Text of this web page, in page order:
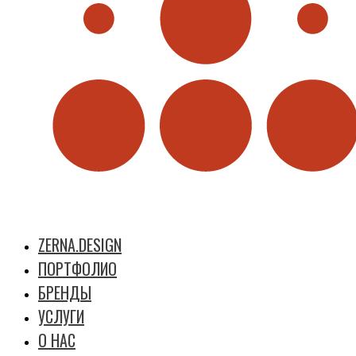
ZERNA.DESIGN
ПОРТФОЛИО
БРЕНДЫ
УСЛУГИ
О НАС